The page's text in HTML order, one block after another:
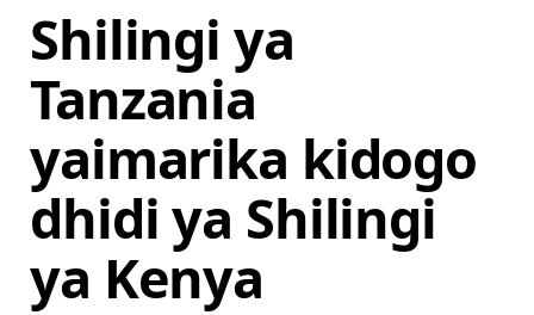
Shilingi ya
Tanzania
yaimarika kidogo
dhidi ya Shilingi
ya Kenya